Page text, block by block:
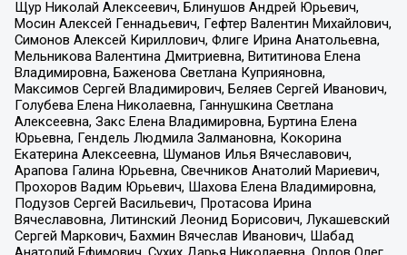
Щур Николай Алексеевич, Блинушов Андрей Юрьевич,
Мосин Алексей Геннадьевич, Гефтер Валентин Михайлович,
Симонов Алексей Кириллович, Флиге Ирина Анатольевна,
Мельникова Валентина Дмитриевна, Вититинова Елена
Владимировна, Баженова Светлана Куприяновна,
Максимов Сергей Владимирович, Беляев Сергей Иванович,
Голубева Елена Николаевна, Ганнушкина Светлана
Алексеевна, Закс Елена Владимировна, Буртина Елена
Юрьевна, Гендель Людмила Залмановна, Кокорина
Екатерина Алексеевна, Шуманов Илья Вячеславович,
Арапова Галина Юрьевна, Свечников Анатолий Мариевич,
Прохоров Вадим Юрьевич, Шахова Елена Владимировна,
Подузов Сергей Васильевич, Протасова Ирина
Вячеславовна, Литинский Леонид Борисович, Лукашевский
Сергей Маркович, Бахмин Вячеслав Иванович, Шабад